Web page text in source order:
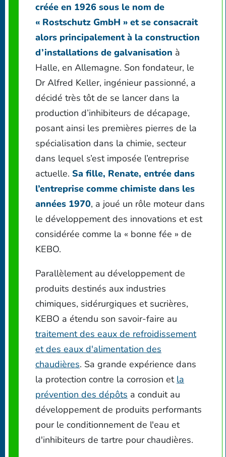
créée en 1926 sous le nom de
« Rostschutz GmbH » et se consacrait
alors principalement à la construction
d’installations de galvanisation à
Halle, en Allemagne. Son fondateur, le
Dr Alfred Keller, ingénieur passionné, a
décidé très tôt de se lancer dans la
production d’inhibiteurs de décapage,
posant ainsi les premières pierres de la
spécialisation dans la chimie, secteur
dans lequel s’est imposée l’entreprise
actuelle. Sa fille, Renate, entrée dans
l’entreprise comme chimiste dans les
années 1970, a joué un rôle moteur dans
le développement des innovations et est
considérée comme la « bonne fée » de
KEBO.
Parallèlement au développement de
produits destinés aux industries
chimiques, sidérurgiques et sucrières,
KEBO a étendu son savoir-faire au
traitement des eaux de refroidissement
et des eaux d'alimentation des
chaudières. Sa grande expérience dans
la protection contre la corrosion et la
prévention des dépôts a conduit au
développement de produits performants
pour le conditionnement de l'eau et
d'inhibiteurs de tartre pour chaudières.